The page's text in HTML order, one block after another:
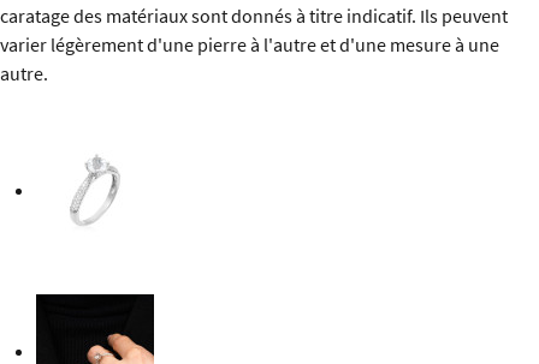
caratage des matériaux sont donnés à titre indicatif. Ils peuvent
varier légèrement d'une pierre à l'autre et d'une mesure à une
autre.